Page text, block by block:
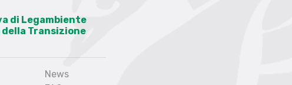
di Legambiente
Transizione
News